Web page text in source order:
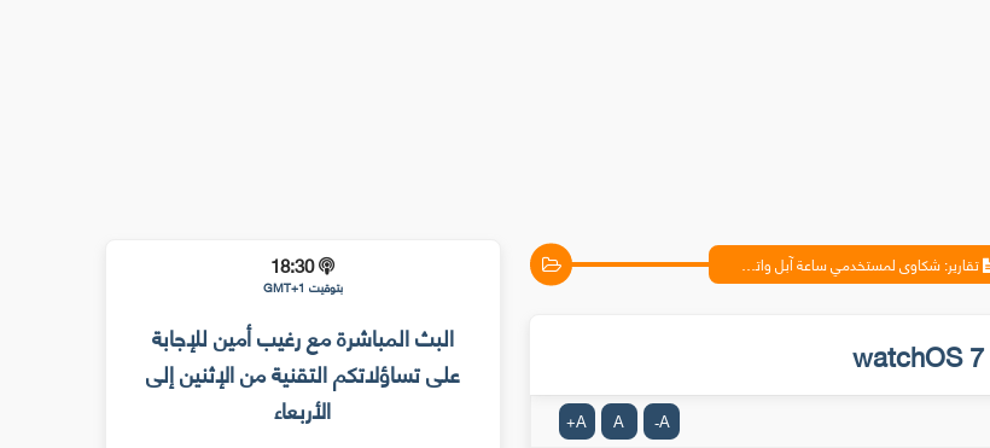
تقارير: شكاوى لمستخدمي ساعة آبل واتش بسبب watchOS 7
A
-
A
A
+
18:30
بتوقيت GMT+1
البث المباشرة مع رغيب أمين للإجابة
على تساؤلاتكم التقنية من الإثنين إلى
الأربعاء